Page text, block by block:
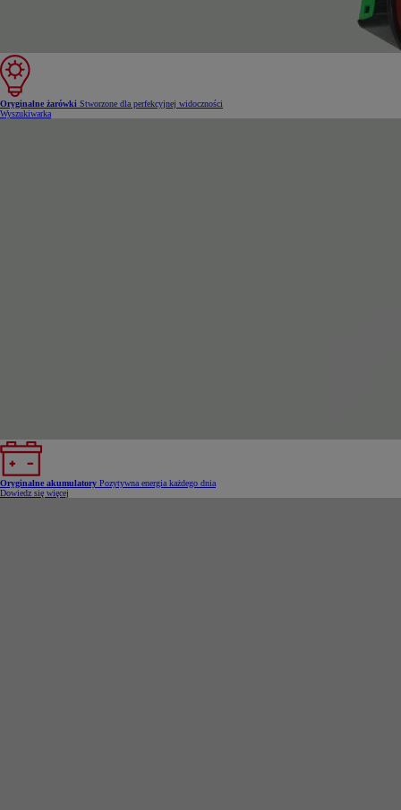
Oryginalne żarówki Stworzone dla perfekcyjnej widoczności
Wyszukiwarka
Oryginalne akumulatory Pozytywna energia każdego dnia
Dowiedz się więcej